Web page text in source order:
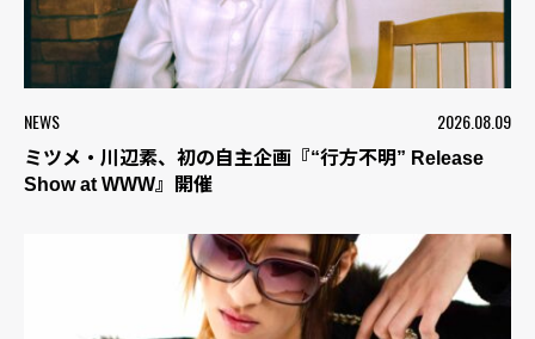
NEWS 2026.08.09
ミツメ・川辺素、初の自主企画『“行方不明” Release
Show at WWW』開催